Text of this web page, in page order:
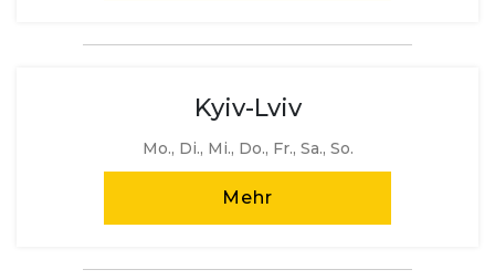
Kyiv-Lviv
Mo., Di., Mi., Do., Fr., Sa., So.
Mehr